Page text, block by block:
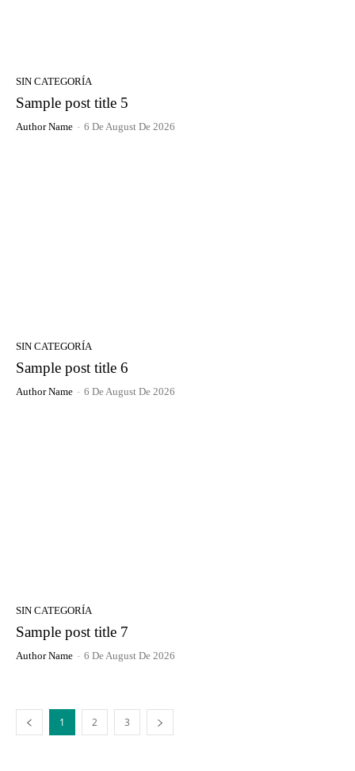
SIN CATEGORÍA
Sample post title 5
Author Name - 6 De August De 2026
SIN CATEGORÍA
Sample post title 6
Author Name - 6 De August De 2026
SIN CATEGORÍA
Sample post title 7
Author Name - 6 De August De 2026
1 2 3